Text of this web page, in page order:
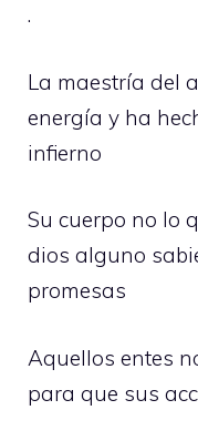
.
La maestría del
energía y ha
infierno
Su cuerpo no lo
dios alguno
promesas
Aquellos entes
para que sus